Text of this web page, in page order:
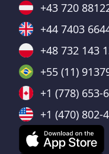
+43 720
+44 7403
+48 732 143
+55 (11)
+1 (778) 653-
+1 (470) 802-